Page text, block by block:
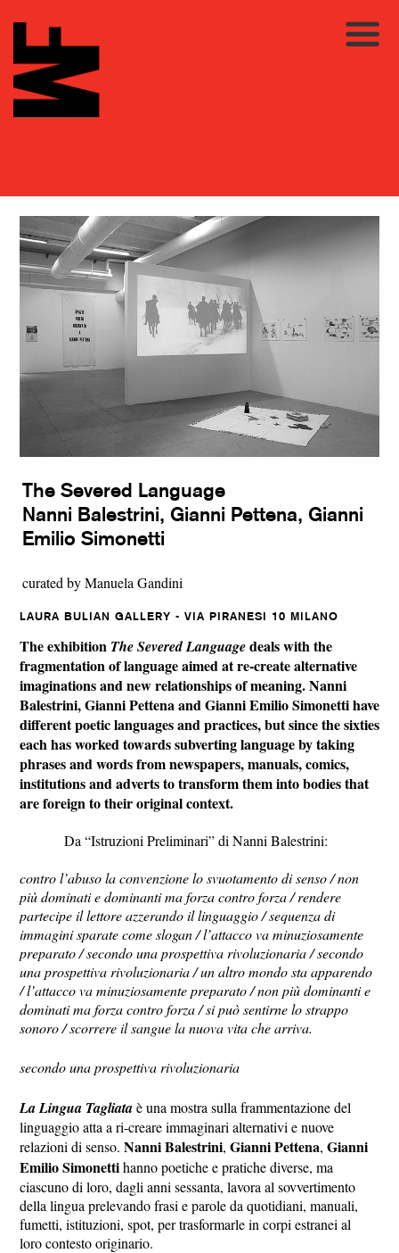
The Severed Language
Nanni Balestrini, Gianni Pettena, Gianni
Emilio Simonetti
curated by Manuela Gandini
LAURA BULIAN GALLERY - VIA PIRANESI 10 MILANO
The exhibition The Severed Languagedeals with the
fragmentation of language aimed at re-create alternative
imaginations and new relationships of meaning.Nanni
Balestrini,Gianni PettenaandGianni Emilio Simonettihave
different poetic languages and practices, but since the sixties
each has worked towards subverting language by taking
phrases and words from newspapers, manuals, comics,
institutions and adverts to transform them into bodies that
are foreign to their original context.
Da “Istruzioni Preliminari” di Nanni Balestrini:
contro l’abuso la convenzione lo svuotamento di senso / non
più dominati e dominanti ma forza contro forza / rendere
partecipe il lettore azzerando il linguaggio / sequenza di
immagini sparate come slogan / l’attacco va minuziosamente
preparato / secondo una prospettiva rivoluzionaria / secondo
una prospettiva rivoluzionaria / un altro mondo sta apparendo
/ l’attacco va minuziosamente preparato / non più dominanti e
dominati ma forza contro forza / si può sentirne lo strappo
sonoro / scorrere il sangue la nuova vita che arriva.
secondo una prospettiva rivoluzionaria
La Lingua Tagliataè una mostra sulla frammentazione del
linguaggio atta a ri-creare immaginari alternativi e nuove
relazioni di senso. Nanni Balestrini, Gianni Pettena, Gianni
EmilioSimonettihanno poetiche e pratiche diverse, ma
ciascuno di loro, dagli anni sessanta, lavora al sovvertimento
della lingua prelevando frasi e parole da quotidiani, manuali,
fumetti, istituzioni, spot, per trasformarle in corpi estranei al
loro contesto originario.